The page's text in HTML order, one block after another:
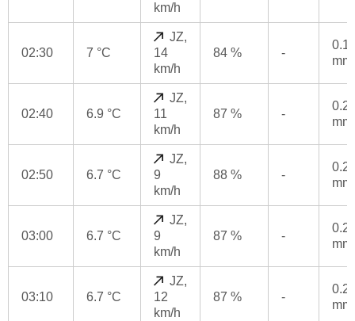
km/h
02:30 7 °C
JZ,
14
km/h
84 % -
0.1
mm
02:40 6.9 °C
JZ,
11
km/h
87 % -
0.2
mm
02:50 6.7 °C
JZ,
9
km/h
88 % -
0.2
mm
03:00 6.7 °C
JZ,
9
km/h
87 % -
0.2
mm
03:10 6.7 °C
JZ,
12
km/h
87 % -
0.2
mm